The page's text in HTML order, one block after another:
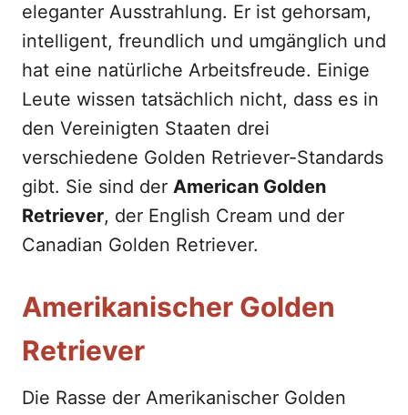
eleganter Ausstrahlung. Er ist gehorsam,
intelligent, freundlich und umgänglich und
hat eine natürliche Arbeitsfreude. Einige
Leute wissen tatsächlich nicht, dass es in
den Vereinigten Staaten drei
verschiedene Golden Retriever-Standards
gibt. Sie sind der American Golden
Retriever, der English Cream und der
Canadian Golden Retriever.
Amerikanischer Golden
Retriever
Die Rasse der Amerikanischer Golden